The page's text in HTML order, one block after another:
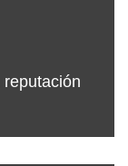
reputación